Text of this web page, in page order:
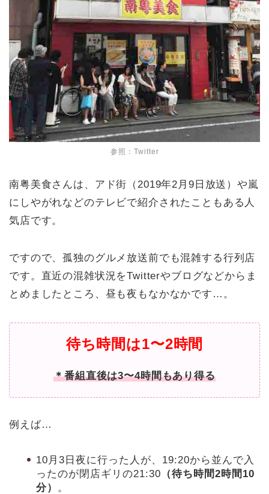
参照：Twitter
南粤美食さんは、アド街（2019年2月9日放送）や嵐
にしやがれなどのテレビで紹介されたこともある人
気店です。
ですので、孤独のグルメ放送前でも混雑する行列店
です。直近の混雑状況をTwitterやブログなどからま
とめましたところ、昼も夜もなかなかです…。
待ち時間は1〜2時間
＊番組直後は3〜4時間もあり得る
例えば…
10月3日夜に行った人が、19:20から並んで入
ったのが閉店ギリの21:30 （待ち時間2時間10
分） 。